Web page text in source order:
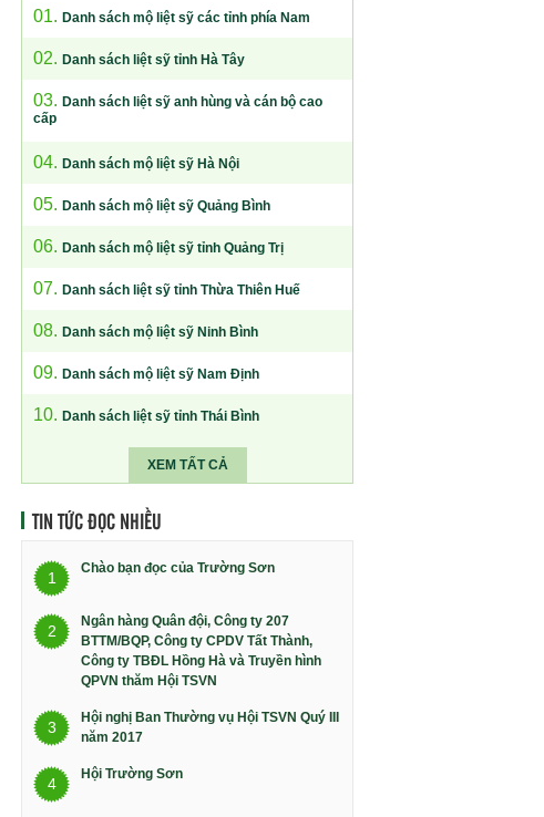
01. Danh sách mộ liệt sỹ các tỉnh phía Nam
02. Danh sách liệt sỹ tỉnh Hà Tây
03. Danh sách liệt sỹ anh hùng và cán bộ cao
cấp
04. Danh sách mộ liệt sỹ Hà Nội
05. Danh sách mộ liệt sỹ Quảng Bình
06. Danh sách mộ liệt sỹ tỉnh Quảng Trị
07. Danh sách liệt sỹ tỉnh Thừa Thiên Huế
08. Danh sách mộ liệt sỹ Ninh Bình
09. Danh sách mộ liệt sỹ Nam Định
10. Danh sách liệt sỹ tỉnh Thái Bình
XEM TẤT CẢ
TIN TỨC ĐỌC NHIỀU
1
Chào bạn đọc của Trường Sơn
2
Ngân hàng Quân đội, Công ty 207
BTTM/BQP, Công ty CPDV Tất Thành,
Công ty TBĐL Hồng Hà và Truyền hình
QPVN thăm Hội TSVN
3
Hội nghị Ban Thường vụ Hội TSVN Quý III
năm 2017
4
Hội Trường Sơn